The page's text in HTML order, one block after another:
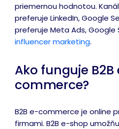
priemernou hodnotou.
preferuje LinkedIn, Google
preferuje Meta Ads, Google
influencer marketing.
Ako funguje B2B
commerce?
B2B e-commerce je online
firmami. B2B e-shop